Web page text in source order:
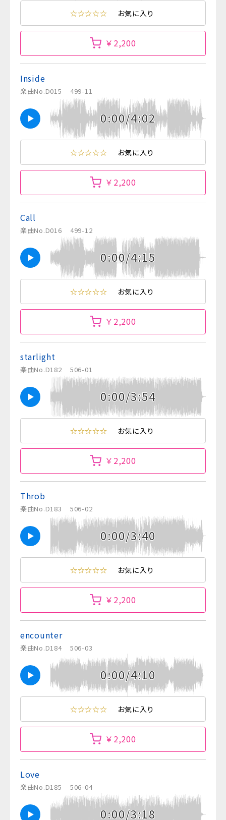
☆☆☆☆☆ お気に入り
￥2,200
Inside
楽曲No.D015 499-11
0:00/4:02
☆☆☆☆☆ お気に入り
￥2,200
Call
楽曲No.D016 499-12
0:00/4:15
☆☆☆☆☆ お気に入り
￥2,200
starlight
楽曲No.D182 506-01
0:00/3:54
☆☆☆☆☆ お気に入り
￥2,200
Throb
楽曲No.D183 506-02
0:00/3:40
☆☆☆☆☆ お気に入り
￥2,200
encounter
楽曲No.D184 506-03
0:00/4:10
☆☆☆☆☆ お気に入り
￥2,200
Love
楽曲No.D185 506-04
0:00/3:18